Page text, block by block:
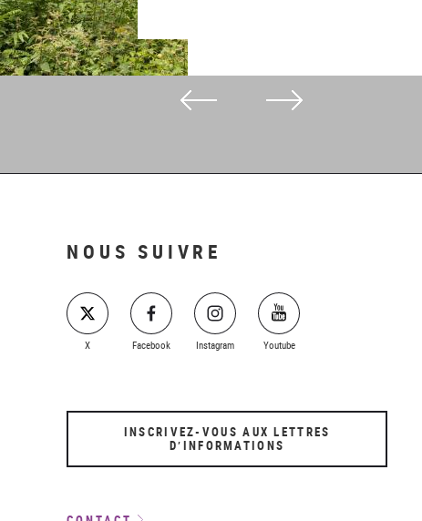
NOUS SUIVRE
X Facebook Instagram Youtube
INSCRIVEZ-VOUS AUX LETTRES
D’INFORMATIONS